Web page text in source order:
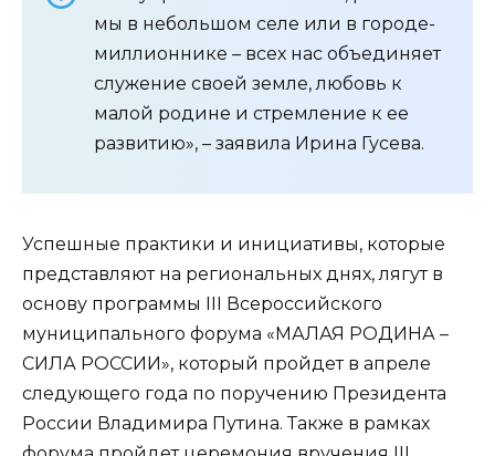
мы в небольшом селе или в городе-
миллионнике – всех нас объединяет
служение своей земле, любовь к
малой родине и стремление к ее
развитию», – заявила Ирина Гусева.
Успешные практики и инициативы, которые
представляют на региональных днях, лягут в
основу программы III Всероссийского
муниципального форума «МАЛАЯ РОДИНА –
СИЛА РОССИИ», который пройдет в апреле
следующего года по поручению Президента
России Владимира Путина. Также в рамках